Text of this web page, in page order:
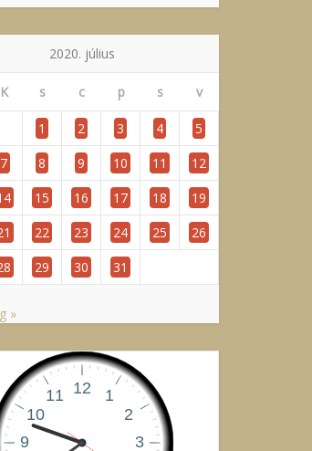
2020. július
K s c p s v
1 2 3 4
5
7 8 9 10 11
12
15 16 17 18
19
22 23 24 25
26
29 30 31
»